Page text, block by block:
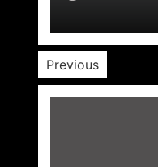
Previous